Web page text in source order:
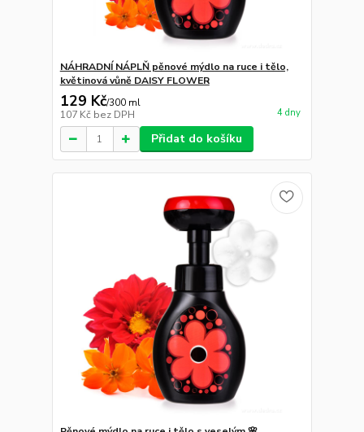
NÁHRADNÍ NÁPLŇ pěnové mýdlo na ruce i tělo,
květinová vůně DAISY FLOWER
129 Kč/300 ml
107 Kč bez DPH 4 dny
Přidat do košíku